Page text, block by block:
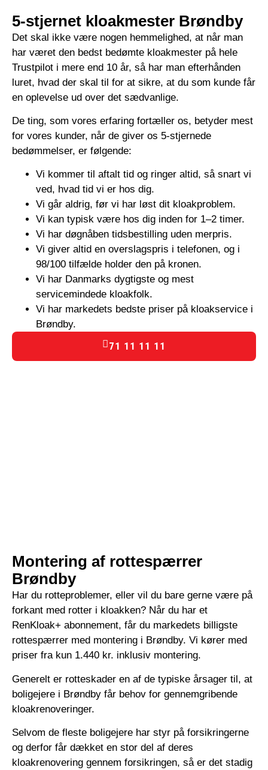
5-stjernet kloakmester Brøndby
Det skal ikke være nogen hemmelighed, at når man
har været den bedst bedømte kloakmester på hele
Trustpilot i mere end 10 år, så har man efterhånden
luret, hvad der skal til for at sikre, at du som kunde får
en oplevelse ud over det sædvanlige.
De ting, som vores erfaring fortæller os, betyder mest
for vores kunder, når de giver os 5-stjernede
bedømmelser, er følgende:
Vi kommer til aftalt tid og ringer altid, så snart vi
ved, hvad tid vi er hos dig.
Vi går aldrig, før vi har løst dit kloakproblem.
Vi kan typisk være hos dig inden for 1–2 timer.
Vi har døgnåben tidsbestilling uden merpris.
Vi giver altid en overslagspris i telefonen, og i
98/100 tilfælde holder den på kronen.
Vi har Danmarks dygtigste og mest
servicemindede kloakfolk.
Vi har markedets bedste priser på kloakservice i
Brøndby.
71 11 11 11
Montering af rottespærrer
Brøndby
Har du rotteproblemer, eller vil du bare gerne være på
forkant med rotter i kloakken? Når du har et
RenKloak+ abonnement, får du markedets billigste
rottespærrer med montering i Brøndby. Vi kører med
priser fra kun 1.440 kr. inklusiv montering.
Generelt er rotteskader en af de typiske årsager til, at
boligejere i Brøndby får behov for gennemgribende
kloakrenoveringer.
Selvom de fleste boligejere har styr på forsikringerne
og derfor får dækket en stor del af deres
kloakrenovering gennem forsikringen, så er det stadig